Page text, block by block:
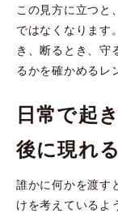
この見方に立つと
ではなくなります
き、断るとき、守
るかを確かめるレ
日常で起
後に現れ
誰かに何かを渡す
けを考えているよ